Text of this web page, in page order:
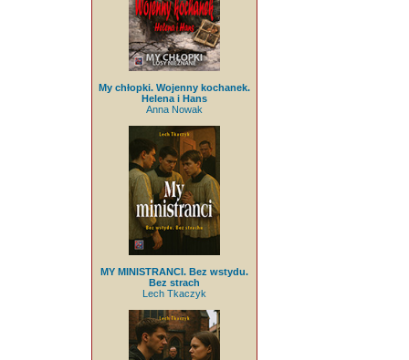
My chłopki. Wojenny kochanek.
Helena i Hans
Anna Nowak
MY MINISTRANCI. Bez wstydu.
Bez strach
Lech Tkaczyk